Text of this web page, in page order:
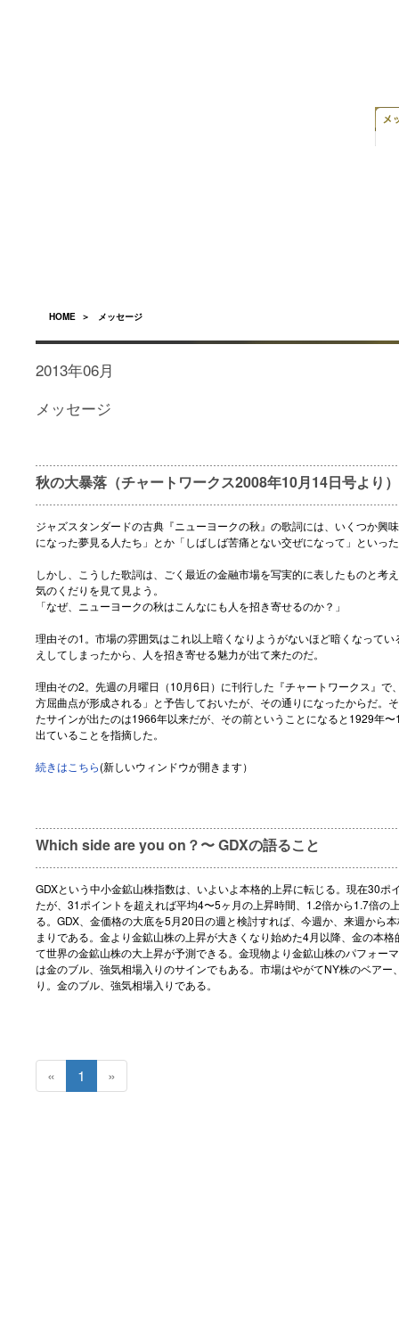
HOME ＞ メッセージ
2013年06月
メッセージ
秋の大暴落（チャートワークス2008年10月14日号より）
ジャズスタンダードの古典『ニューヨークの秋』の歌詞には、いくつか興
になった夢見る人たち」とか「しばしば苦痛とない交ぜになって」といっ
しかし、こうした歌詞は、ごく最近の金融市場を写実的に表したものと考
気のくだりを見て見よう。
「なぜ、ニューヨークの秋はこんなにも人を招き寄せるのか？」
理由その1。市場の雰囲気はこれ以上暗くなりようがないほど暗くなって
えしてしまったから、人を招き寄せる魅力が出て来たのだ。
理由その2。先週の月曜日（10月6日）に刊行した『チャートワークス』で
方屈曲点が形成される」と予告しておいたが、その通りになったからだ。
たサインが出たのは1966年以来だが、その前ということになると1929年
出ていることを指摘した。
続きはこちら(新しいウィンドウが開きます）
Which side are you on？〜 GDXの語ること
GDXという中小金鉱山株指数は、いよいよ本格的上昇に転じる。現在30ポ
たが、31ポイントを超えれば平均4〜5ヶ月の上昇時間、1.2倍から1.7倍の
る。GDX、金価格の大底を5月20日の週と検討すれば、今週か、来週から
まりである。金より金鉱山株の上昇が大きくなり始めた4月以降、金の本格
て世界の金鉱山株の大上昇が予測できる。金現物より金鉱山株のパフォー
は金のブル、強気相場入りのサインでもある。市場はやがてNY株のベアー
り。金のブル、強気相場入りである。
« 1 »